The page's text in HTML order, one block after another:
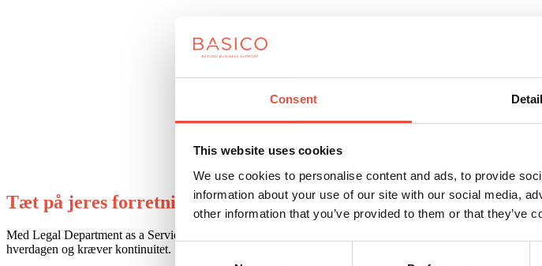
Consent
This website uses cookies
We use cookies to personalise content and ads, to provide
information about your use of our site with our social media,
other information that you’ve provided to them or that they’ve
Tæt på jeres forretning og kultur
Med Legal Department as a Service får I erfarne jurister, der
hverdagen og kræver kontinuitet.